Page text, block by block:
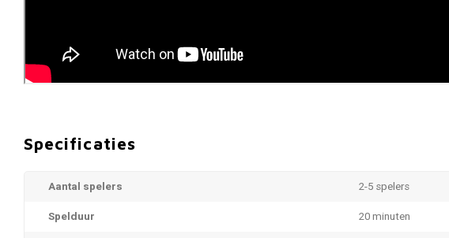
Specificaties
Aantal spelers
2-5 spelers
Spelduur
20 minuten